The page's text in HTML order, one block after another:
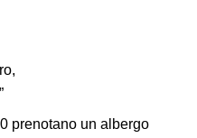
prenotano un albergo